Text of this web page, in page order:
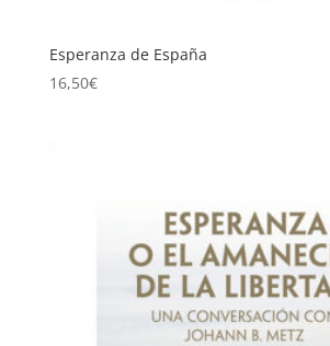
Esperanza de España
16,50€